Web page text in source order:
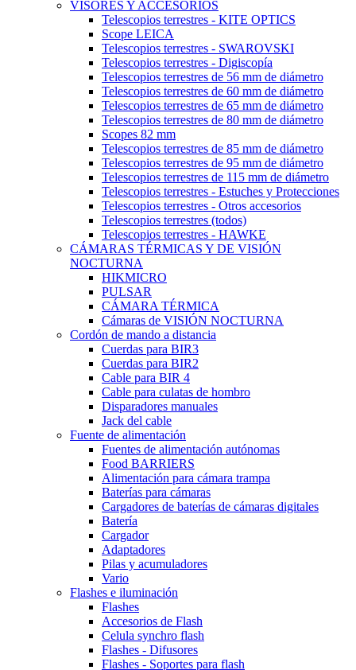
VISORES Y ACCESORIOS
Telescopios terrestres - KITE OPTICS
Scope LEICA
Telescopios terrestres - SWAROVSKI
Telescopios terrestres - Digiscopía
Telescopios terrestres de 56 mm de diámetro
Telescopios terrestres de 60 mm de diámetro
Telescopios terrestres de 65 mm de diámetro
Telescopios terrestres de 80 mm de diámetro
Scopes 82 mm
Telescopios terrestres de 85 mm de diámetro
Telescopios terrestres de 95 mm de diámetro
Telescopios terrestres de 115 mm de diámetro
Telescopios terrestres - Estuches y Protecciones
Telescopios terrestres - Otros accesorios
Telescopios terrestres (todos)
Telescopios terrestres - HAWKE
CÁMARAS TÉRMICAS Y DE VISIÓN
NOCTURNA
HIKMICRO
PULSAR
CÁMARA TÉRMICA
Cámaras de VISIÓN NOCTURNA
Cordón de mando a distancia
Cuerdas para BIR3
Cuerdas para BIR2
Cable para BIR 4
Cable para culatas de hombro
Disparadores manuales
Jack del cable
Fuente de alimentación
Fuentes de alimentación autónomas
Food BARRIERS
Alimentación para cámara trampa
Baterías para cámaras
Cargadores de baterías de cámaras digitales
Batería
Cargador
Adaptadores
Pilas y acumuladores
Vario
Flashes e iluminación
Flashes
Accesorios de Flash
Celula synchro flash
Flashes - Difusores
Flashes - Soportes para flash